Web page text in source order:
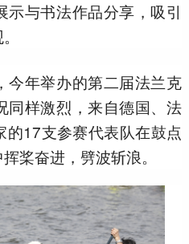
与书法作品分享，吸引
今年举办的第二届法兰克
同样激烈，来自德国、法
17支参赛代表队在鼓点
桨奋进，劈波斩浪。